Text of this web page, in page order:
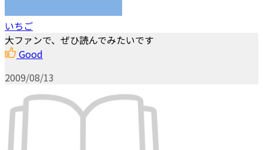
いちご
大ファンで、ぜひ読んでみたいです
Good
2009/08/13